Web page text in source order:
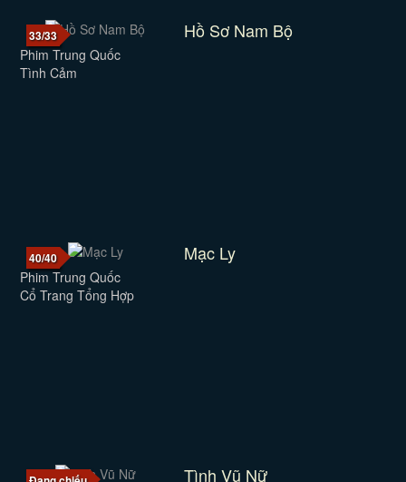
33/33 Hồ Sơ Nam Bộ
Phim Trung Quốc
Tình Cảm
40/40 Mạc Ly
Phim Trung Quốc
Cổ Trang Tổng Hợp
Tình Vũ Nữ